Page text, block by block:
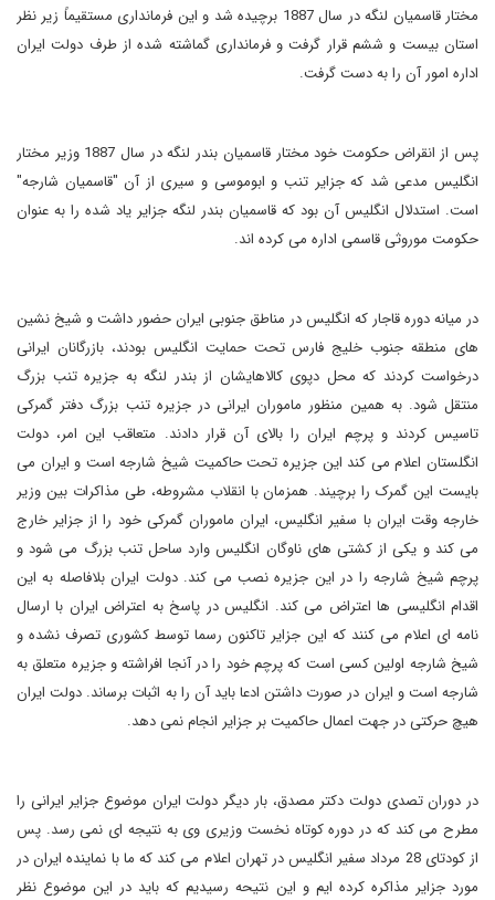
مختار قاسمیان لنگه در سال 1887 برچیده شد و این فرمانداری مستقیماً زیر نظر
استان بیست و ششم قرار گرفت و فرمانداری گماشته شده از طرف دولت ایران
اداره امور آن را به دست گرفت.
پس از انقراض حکومت خود مختار قاسمیان بندر لنگه در سال 1887 وزیر مختار
انگلیس مدعی شد که جزایر تنب و ابوموسی و سیری از آن "قاسمیان شارجه"
است. استدلال انگلیس آن بود که قاسمیان بندر لنگه جزایر یاد شده را به عنوان
حکومت موروثی قاسمی اداره می کرده اند.
در میانه دوره قاجار که انگلیس در مناطق جنوبی ایران حضور داشت و شیخ نشین
های منطقه جنوب خلیج فارس تحت حمایت انگلیس بودند، بازرگانان ایرانی
درخواست کردند که محل دپوی کالاهایشان از بندر لنگه به جزیره تنب بزرگ
منتقل شود. به همین منظور ماموران ایرانی در جزیره تنب بزرگ دفتر گمرکی
تاسیس کردند و پرچم ایران را بالای آن قرار دادند. متعاقب این امر، دولت
انگلستان اعلام می کند این جزیره تحت حاکمیت شیخ شارجه است و ایران می
بایست این گمرک را برچیند. همزمان با انقلاب مشروطه، طی مذاکرات بین وزیر
خارجه وقت ایران با سفیر انگلیس، ایران ماموران گمرکی خود را از جزایر خارج
می کند و یکی از کشتی های ناوگان انگلیس وارد ساحل تنب بزرگ می شود و
پرچم شیخ شارجه را در این جزیره نصب می کند. دولت ایران بلافاصله به این
اقدام انگلیسی ها اعتراض می کند. انگلیس در پاسخ به اعتراض ایران با ارسال
نامه ای اعلام می کنند که این جزایر تاکنون رسما توسط کشوری تصرف نشده و
شیخ شارجه اولین کسی است که پرچم خود را در آنجا افراشته و جزیره متعلق به
شارجه است و ایران در صورت داشتن ادعا باید آن را به اثبات برساند. دولت ایران
هیچ حرکتی در جهت اعمال حاکمیت بر جزایر انجام نمی دهد.
در دوران تصدی دولت دکتر مصدق، بار دیگر دولت ایران موضوع جزایر ایرانی را
مطرح می کند که در دوره کوتاه نخست وزیری وی به نتیجه ای نمی رسد. پس
از کودتای 28 مرداد سفیر انگلیس در تهران اعلام می کند که ما با نماینده ایران در
مورد جزایر مذاکره کرده ایم و این نتیحه رسیدیم که باید در این موضوع نظر